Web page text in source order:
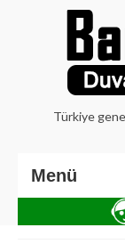
Türkiye
Menü
Anasayfa